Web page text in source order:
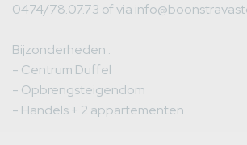
0474/78.07.73 of via
Bijzonderheden :
- Centrum Duffel
- Opbrengsteigendom
- Handels + 2 appartementen